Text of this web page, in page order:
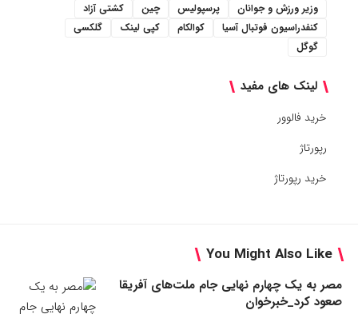
وزیر ورزش و جوانان
پرسپولیس چین
کشتی آزاد
کنفدراسیون فوتبال آسیا
کوالکام کپی لینک
گلکسی
گوگل
لینک های مفید
خرید فالوور
رپورتاژ
خرید رپورتاژ
You Might Also Like
مصر به یک چهارم نهایی جام ملت‌های آفریقا
صعود کرد_خبرخوان